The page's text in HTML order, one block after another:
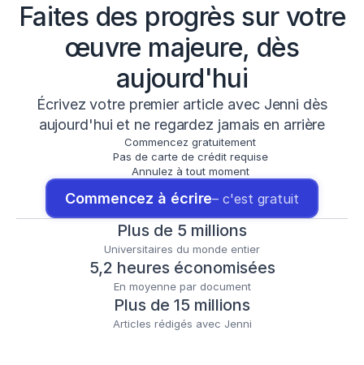
Faites des progrès sur votre
œuvre majeure, dès
aujourd'hui
Écrivez votre premier article avec Jenni dès
aujourd'hui et ne regardez jamais en arrière
Commencez gratuitement
Pas de carte de crédit requise
Annulez à tout moment
Commencez à écrire– c'est gratuit
Plus de 5 millions
Universitaires du monde entier
5,2 heures économisées
En moyenne par document
Plus de 15 millions
Articles rédigés avec Jenni